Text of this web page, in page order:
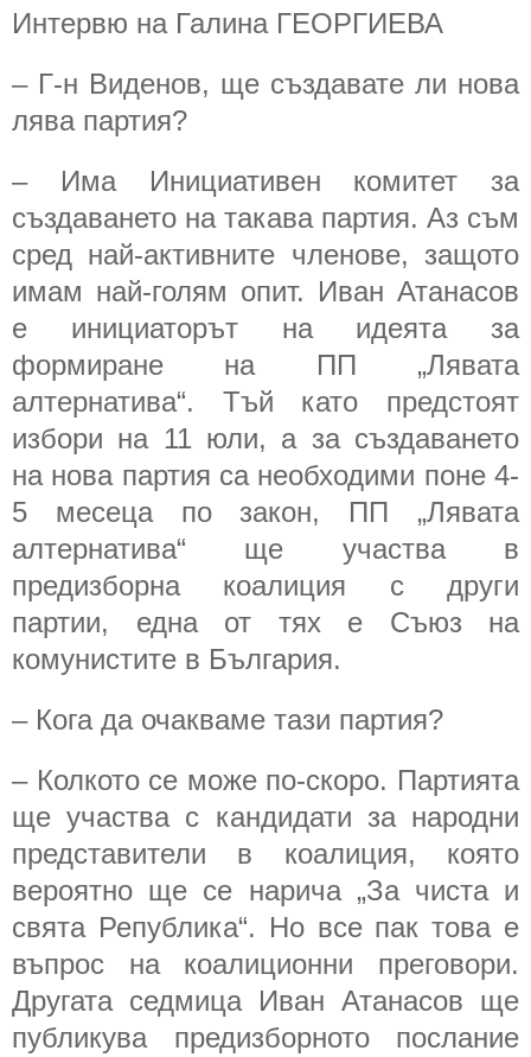
Интервю на Галина ГЕОРГИЕВА
– Г-н Виденов, ще създавате ли нова
лява партия?
– Има Инициативен комитет за
създаването на такава партия. Аз съм
сред най-активните членове, защото
имам най-голям опит. Иван Атанасов
е инициаторът на идеята за
формиране на ПП „Лявата
алтернатива“. Тъй като предстоят
избори на 11 юли, а за създаването
на нова партия са необходими поне 4-
5 месеца по закон, ПП „Лявата
алтернатива“ ще участва в
предизборна коалиция с други
партии, една от тях е Съюз на
комунистите в България.
– Кога да очакваме тази партия?
– Колкото се може по-скоро. Партията
ще участва с кандидати за народни
представители в коалиция, която
вероятно ще се нарича „За чиста и
свята Република“. Но все пак това е
въпрос на коалиционни преговори.
Другата седмица Иван Атанасов ще
публикува предизборното послание